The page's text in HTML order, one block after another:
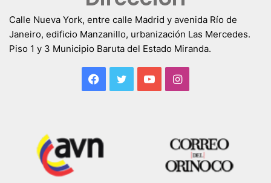
Calle Nueva York, entre calle Madrid y avenida Río de
Janeiro, edificio Manzanillo, urbanización Las Mercedes.
Piso 1 y 3 Municipio Baruta del Estado Miranda.
Facebook
TwitterYouTubeInstagram